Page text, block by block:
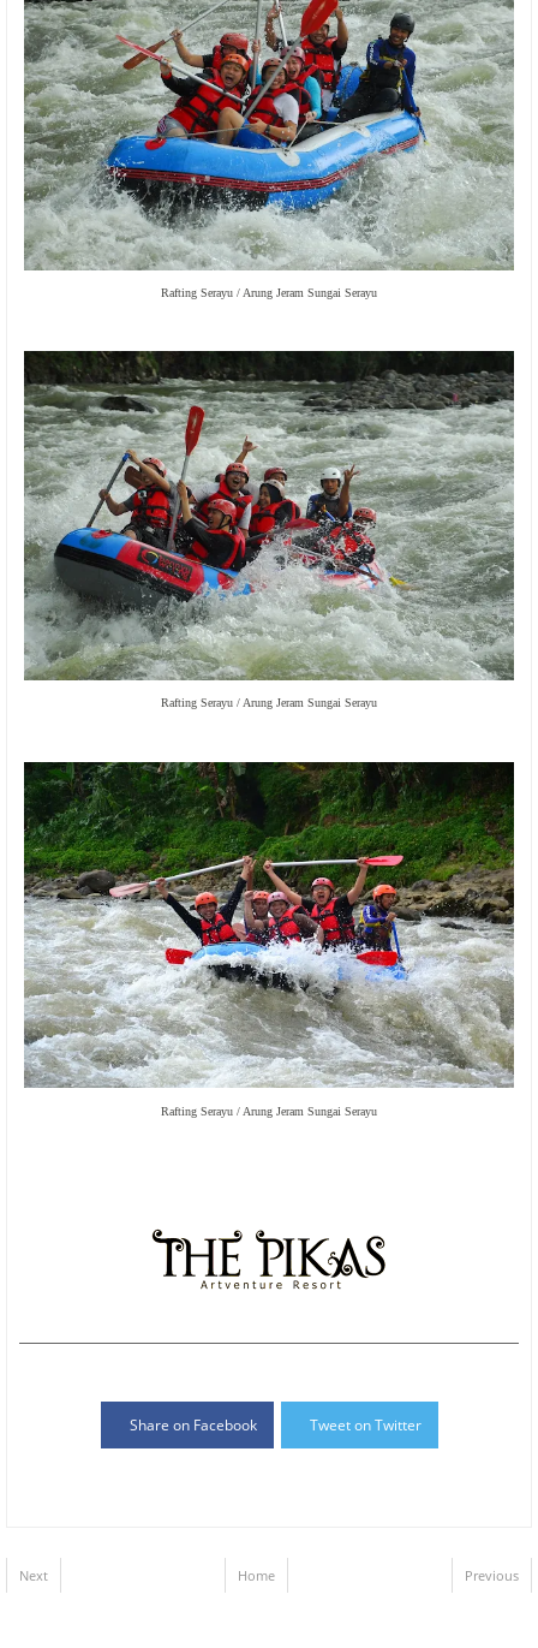
Rafting Serayu / Arung Jeram Sungai Serayu
Rafting Serayu / Arung Jeram Sungai Serayu
Rafting Serayu / Arung Jeram Sungai Serayu
Share on Facebook Tweet on Twitter
Next Previous
Home